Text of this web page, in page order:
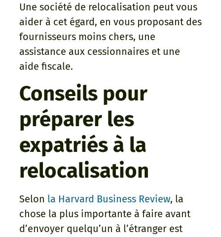
Une société de relocalisation peut vous
aider à cet égard, en vous proposant des
fournisseurs moins chers, une
assistance aux cessionnaires et une
aide fiscale.
Conseils pour
préparer les
expatriés à la
relocalisation
Selon la Harvard Business Review, la
chose la plus importante à faire avant
d’envoyer quelqu’un à l’étranger est